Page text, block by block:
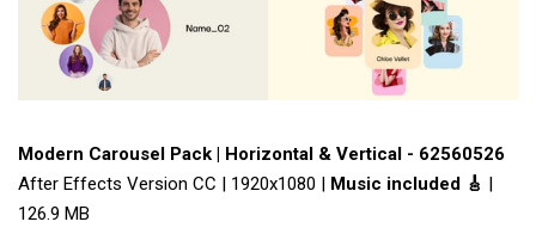
Modern Carousel Pack | Horizontal & Vertical - 62560526
After Effects Version CC | 1920x1080 | Music included 🎸 |
126.9 MB